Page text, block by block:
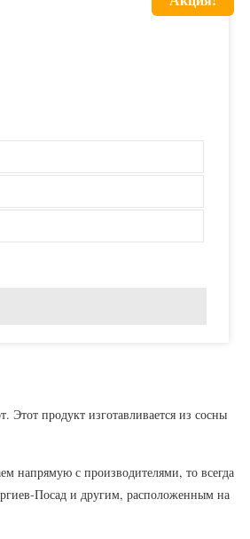
продукт изготавливается из сосны
напрямую с производителями, то всегда
Посад и другим, расположенным на